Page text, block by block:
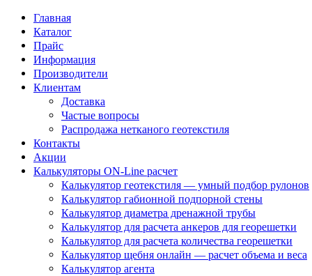
Главная
Каталог
Прайс
Информация
Производители
Клиентам
Доставка
Частые вопросы
Распродажа нетканого геотекстиля
Контакты
Акции
Калькуляторы ON-Line расчет
Калькулятор геотекстиля — умный подбор рулонов
Калькулятор габионной подпорной стены
Калькулятор диаметра дренажной трубы
Калькулятор для расчета анкеров для георешетки
Калькулятор для расчета количества георешетки
Калькулятор щебня онлайн — расчет объема и веса
Калькулятор агента